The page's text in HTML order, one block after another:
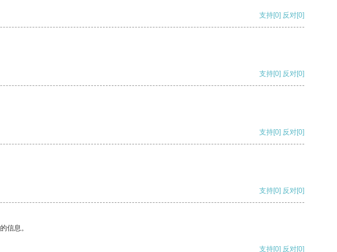
支持[0] 反对[0]
支持[0] 反对[0]
支持[0] 反对[0]
支持[0] 反对[0]
信息。
支持[0] 反对[0]